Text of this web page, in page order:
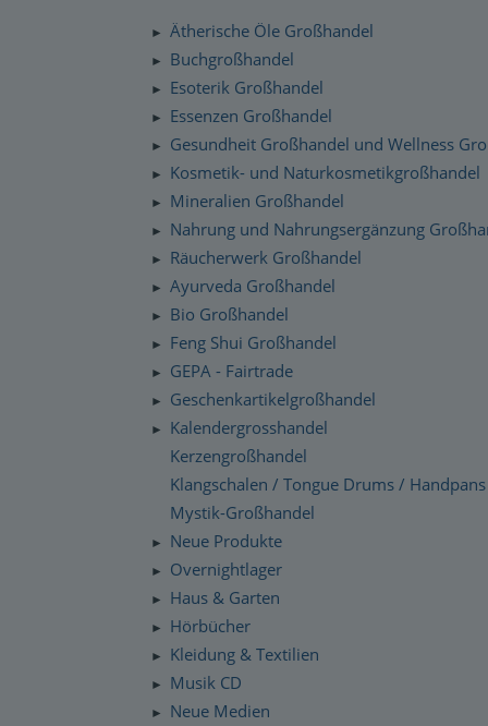
Zahlung und Versand
Datenschutzerklärung
Checkdates
Moravan Naturkosmetik
Primavera Life Sortiment
Alaya Engelkerzen
Gabriel Tech Sortiment
Engelalm Edelstein Essenzen
Schnelllager
► Ätherische Öle Großhandel
► Buchgroßhandel
► Esoterik Großhandel
► Essenzen Großhandel
► Gesundheit Großhandel und Wellness
► Kosmetik- und Naturkosmetikgroßhandel
► Mineralien Großhandel
► Nahrung und Nahrungsergänzung
► Räucherwerk Großhandel
► Ayurveda Großhandel
► Bio Großhandel
► Feng Shui Großhandel
► GEPA - Fairtrade
► Geschenkartikelgroßhandel
►
Kalendergrosshandel
Kerzengroßhandel
Klangschalen / Tongue Drums /
Mystik-Großhandel
► Neue Produkte
► Overnightlager
► Haus & Garten
► Hörbücher
► Kleidung & Textilien
► Musik CD
► Neue Medien